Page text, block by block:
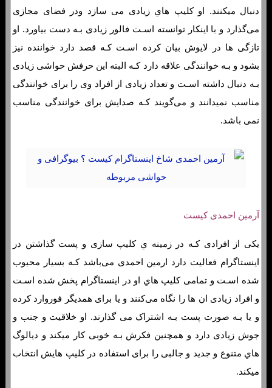
دنبال میکنند. او کلیپ هاي‌ زیادی می سازد ودر فضای مجازی
می‌گذارد و با اینکار توانسته اسـت فالور زیادی بـه دست بیاورد. او
تازگی ها در لایوش بیان کرده اسـت کـه قصد دارد خواننده نیز
بشود و بـه خوانندگی علاقه دارد کـه البته این حرفش حواشی زیادی
بـه دنبال داشته اسـت و تعداد زیادی از افراد وی را برای خوانندگی
مناسب نمیدانند و می‌گویند کـه صدایش برای خوانندگی مناسب
نمی باشد.
آرمین احمدی کیست
یکی از افرادی کـه در زمینه ي کلیپ سازی و پست گذاشتن در
اینستاگرام فعالیت دارد ارمین احمدی می‌باشد کـه بسیار محبوب
شده اسـت و تمامی کلیپ هاي‌ او در اینستاگرام پخش شده اسـت
و افراد زیادی ان ها را نگاه می‌کنند و یا برای همدیگر فوروارد کرده
و یا بـه صورت پست بـه اشتراک می گذارند. او خلاقیت و جنب و
جوش زیادی دارد و همچنین فکرش بـه خوبی کار میکند و دیالوگ
هاي‌ متنوع و جدید و جالبی را برای استفاده در کلیپ هایش انتخاب
میکند.